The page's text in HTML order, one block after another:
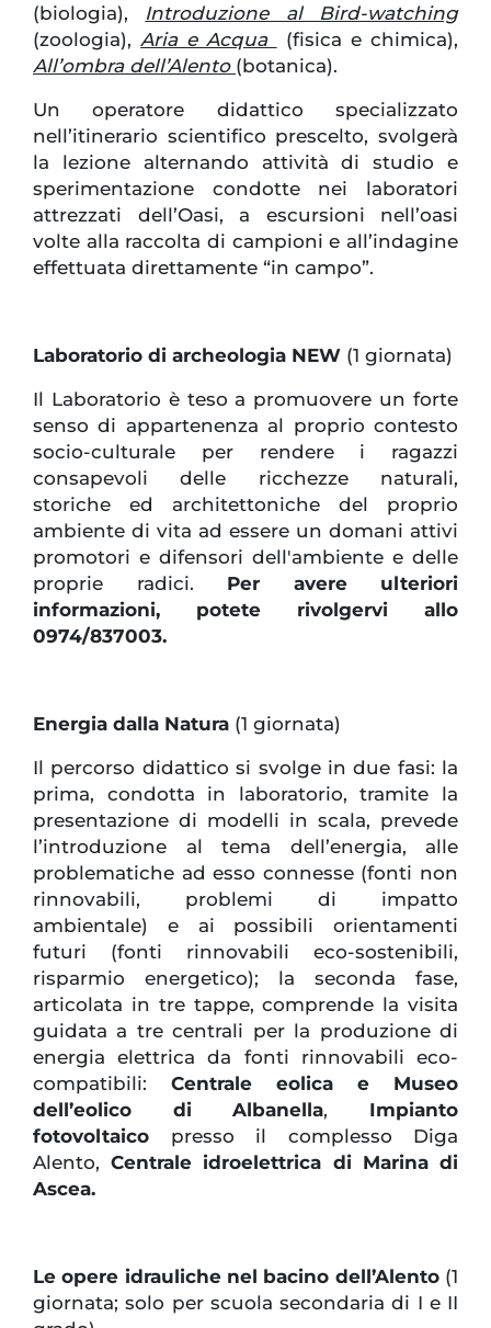
(biologia), Introduzione al Bird-watching
(zoologia), Aria e Acqua
(fisica e chimica),
All’ombra dell’Alento (botanica).
Un operatore didattico specializzato
nell’itinerario scientifico prescelto, svolgerà
la lezione alternando attività di studio e
sperimentazione condotte nei laboratori
attrezzati dell’Oasi, a escursioni nell’oasi
volte alla raccolta di campioni e all’indagine
effettuata direttamente “in campo”.
Laboratorio di archeologia NEW (1 giornata)
Il Laboratorio è teso a promuovere un forte
senso di appartenenza al proprio contesto
socio-culturale per rendere i ragazzi
consapevoli delle ricchezze naturali,
storiche ed architettoniche del proprio
ambiente di vita ad essere un domani attivi
promotori e difensori dell'ambiente e delle
proprie radici. Per avere ulteriori
informazioni, potete rivolgervi allo
0974/837003.
Energia dalla Natura (1 giornata)
Il percorso didattico si svolge in due fasi: la
prima, condotta in laboratorio, tramite la
presentazione di modelli in scala, prevede
l’introduzione al tema dell’energia, alle
problematiche ad esso connesse (fonti non
rinnovabili, problemi di impatto
ambientale) e ai possibili orientamenti
futuri (fonti rinnovabili eco-sostenibili,
risparmio energetico); la seconda fase,
articolata in tre tappe, comprende la visita
guidata a tre centrali per la produzione di
energia elettrica da fonti rinnovabili eco-
compatibili: Centrale eolica e Museo
dell’eolico di Albanella, Impianto
fotovoltaico presso il complesso Diga
Alento,Centrale idroelettrica di Marina di
Ascea.
Le opere idrauliche nel bacino dell’Alento (1
giornata; solo per scuola secondaria di I e II